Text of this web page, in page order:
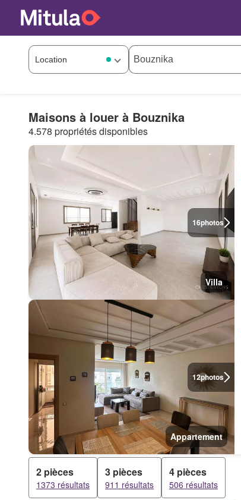
Maisons à louer à Bouznika
4.578 propriétés disponibles
16photos
Villa
12photos
Appartement
2 pièces
1373 résultats
3 pièces
911 résultats
4 pièces
506 résultats